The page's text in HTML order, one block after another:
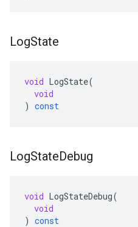
LogState
void LogState(
void
) const
LogStateDebug
void LogStateDebug(
void
) const